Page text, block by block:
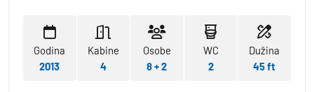
Godina
2013
Kabine
4
Osobe
8 + 2
WC
2
Dužina
45 ft